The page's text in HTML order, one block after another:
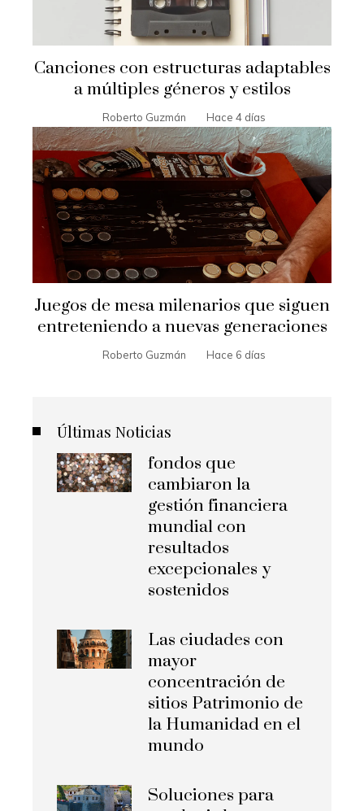
Canciones con estructuras adaptables
a múltiples géneros y estilos
Roberto Guzmán Hace 4 días
Juegos de mesa milenarios que siguen
entreteniendo a nuevas generaciones
Roberto Guzmán Hace 6 días
Últimas Noticias
fondos que
cambiaron la
gestión financiera
mundial con
resultados
excepcionales y
sostenidos
Las ciudades con
mayor
concentración de
sitios Patrimonio de
la Humanidad en el
mundo
Soluciones para